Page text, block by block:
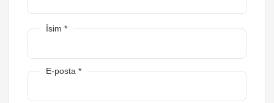
İsim *
E-posta *